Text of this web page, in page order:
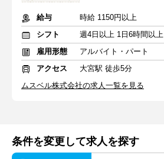
給与
時給 1150円以上
シフト
週4日以上 1日6時間以上
雇用形態
アルバイト・パート
アクセス
大宮駅 徒歩5分
ムスベル株式会社の求人一覧を見る
条件を変更して求人を探す